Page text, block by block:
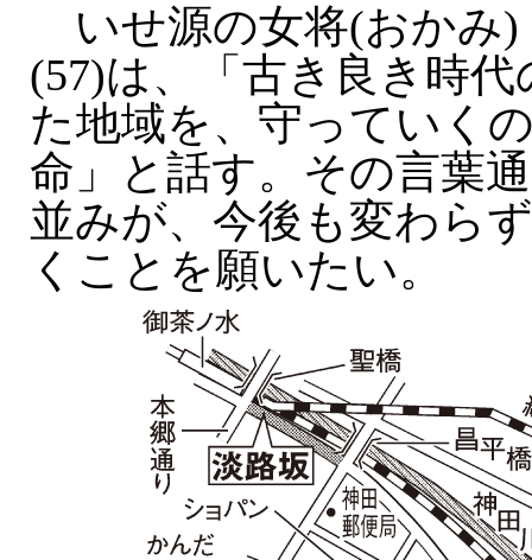
いせ源の女将(おかみ)
(57)は、「古き良き時
た地域を、守っていく
命」と話す。その言葉
並みが、今後も変わら
くことを願いたい。